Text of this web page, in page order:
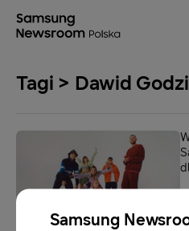
Tagi > Dawid
Samsung